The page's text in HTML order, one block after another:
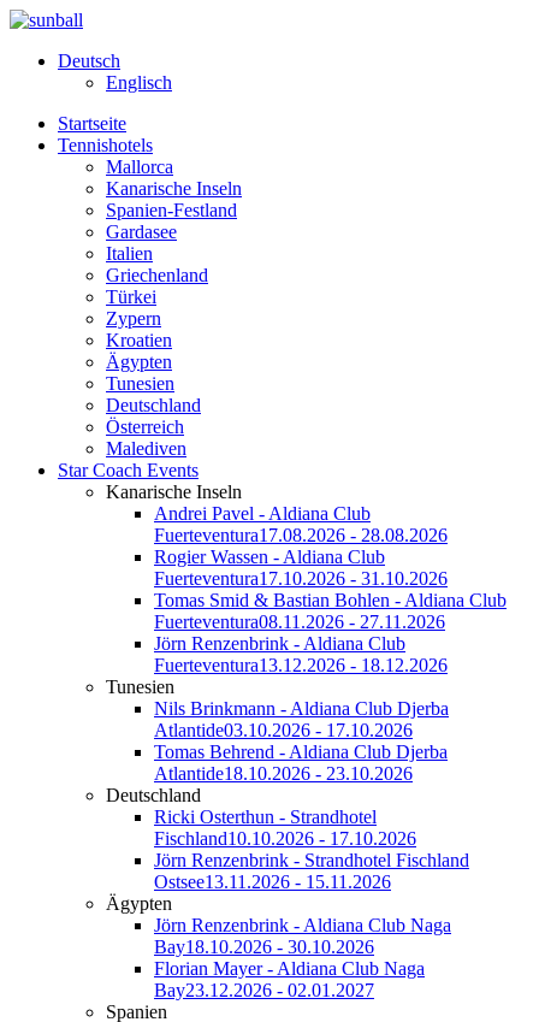
Deutsch
Englisch
Startseite
Tennishotels
Mallorca
Kanarische Inseln
Spanien-Festland
Gardasee
Italien
Griechenland
Türkei
Zypern
Kroatien
Ägypten
Tunesien
Deutschland
Österreich
Malediven
Star Coach Events
Kanarische Inseln
Andrei Pavel - Aldiana Club
Fuerteventura17.08.2026 - 28.08.2026
Rogier Wassen - Aldiana Club
Fuerteventura17.10.2026 - 31.10.2026
Tomas Smid & Bastian Bohlen - Aldiana Club
Fuerteventura08.11.2026 - 27.11.2026
Jörn Renzenbrink - Aldiana Club
Fuerteventura13.12.2026 - 18.12.2026
Tunesien
Nils Brinkmann - Aldiana Club Djerba
Atlantide03.10.2026 - 17.10.2026
Tomas Behrend - Aldiana Club Djerba
Atlantide18.10.2026 - 23.10.2026
Deutschland
Ricki Osterthun - Strandhotel
Fischland10.10.2026 - 17.10.2026
Jörn Renzenbrink - Strandhotel Fischland
Ostsee13.11.2026 - 15.11.2026
Ägypten
Jörn Renzenbrink - Aldiana Club Naga
Bay18.10.2026 - 30.10.2026
Florian Mayer - Aldiana Club Naga
Bay23.12.2026 - 02.01.2027
Spanien